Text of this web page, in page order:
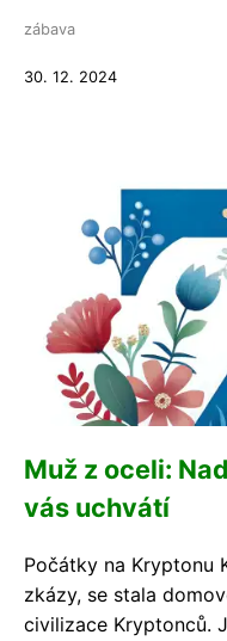
zábava
30. 12. 2024
Muž z oceli:
vás uchvátí
Počátky na Kryptonu
zkázy, se stala
civilizace Kryptonců.